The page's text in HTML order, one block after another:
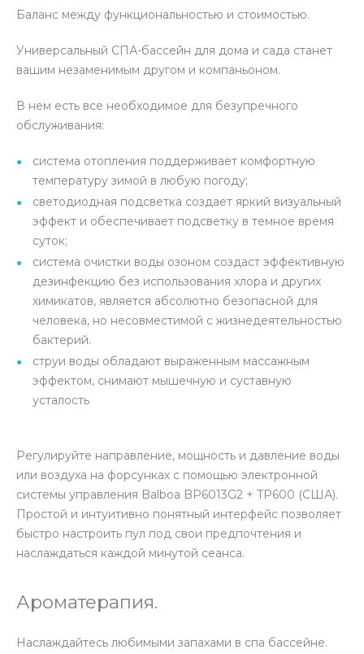
Баланс между функциональностью и стоимостью.
Универсальный СПА-бассейн для дома и сада станет
вашим незаменимым другом и компаньоном.
В нем есть все необходимое для безупречного
обслуживания:
система отопления поддерживает комфортную
температуру зимой в любую погоду;
светодиодная подсветка создает яркий визуальный
эффект и обеспечивает подсветку в темное время
суток;
система очистки воды озоном создаст эффективную
дезинфекцию без использования хлора и других
химикатов, является абсолютно безопасной для
человека, но несовместимой с жизнедеятельностью
бактерий.
струи воды обладают выраженным массажным
эффектом, снимают мышечную и суставную
усталость
Регулируйте направление, мощность и давление воды
или воздуха на форсунках с помощью электронной
системы управления Balboa BP6013G2 + TP600 (США).
Простой и интуитивно понятный интерфейс позволяет
быстро настроить пул под свои предпочтения и
наслаждаться каждой минутой сеанса.
Ароматерапия.
Наслаждайтесь любимыми запахами в спа бассейне.